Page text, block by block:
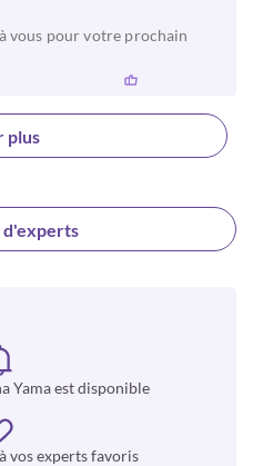
vous pour votre prochain
plus
d'experts
Yama est disponible
vos experts favoris